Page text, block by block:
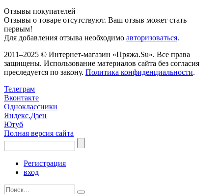
Отзывы покупателей
Отзывы о товаре отсутствуют. Ваш отзыв может стать
первым!
Для добавления отзыва необходимо авторизоваться.
2011–2025 © Интернет-магазин «Пряжа.Su». Все права
защищены. Использование материалов сайта без согласия
преследуется по закону. Политика конфиденциальности.
Телеграм
Вконтакте
Одноклассники
Яндекс.Дзен
Ютуб
Полная версия сайта
Регистрация
вход